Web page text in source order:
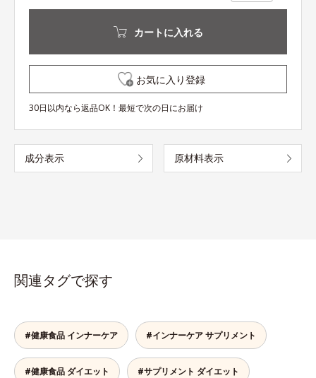
カートに入れる
お気に入り登録
30日以内なら返品OK！最短で次の日にお届け
成分表示 原材料表示
関連タグで探す
#健康食品 インナーケア #インナーケア サプリメント
#健康食品 ダイエット #サプリメント ダイエット